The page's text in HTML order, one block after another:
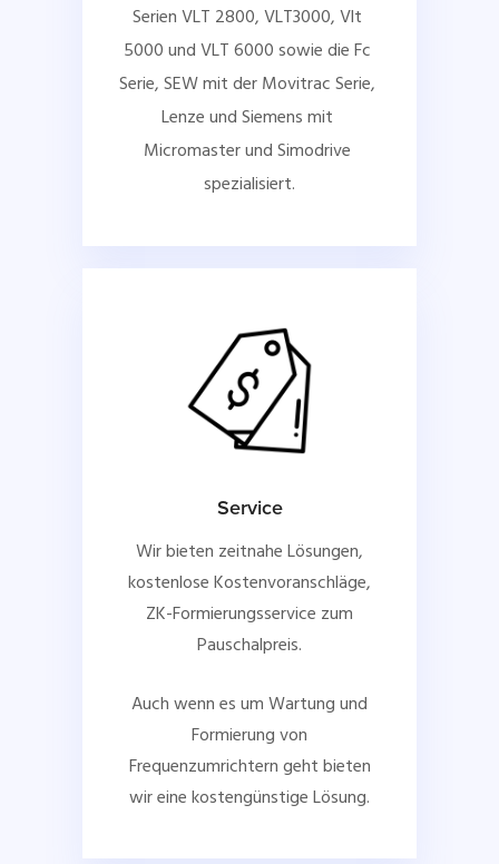
Serien VLT 2800, VLT3000, Vlt
5000 und VLT 6000 sowie die Fc
Serie, SEW mit der Movitrac Serie,
Lenze und Siemens mit
Micromaster und Simodrive
spezialisiert.
Service
Wir bieten zeitnahe Lösungen,
kostenlose Kostenvoranschläge,
ZK-Formierungsservice zum
Pauschalpreis.
Auch wenn es um Wartung und
Formierung von
Frequenzumrichtern geht bieten
wir eine kostengünstige Lösung.